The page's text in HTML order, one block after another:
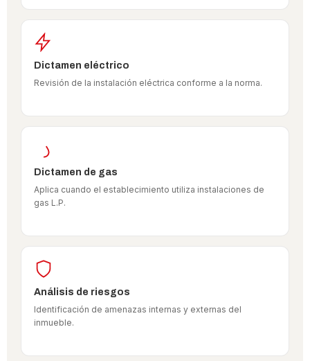
Dictamen eléctrico
Revisión de la instalación eléctrica conforme a la norma.
Dictamen de gas
Aplica cuando el establecimiento utiliza instalaciones de
gas L.P.
Análisis de riesgos
Identificación de amenazas internas y externas del
inmueble.